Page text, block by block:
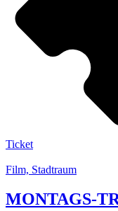
Ticket
Film, Stadtraum
MONTAGS-